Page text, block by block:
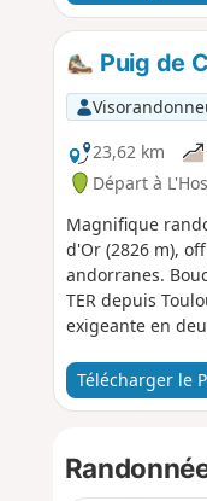
Puig de
23,62 km
Départ à
Magnifique
d'Or (2826 m),
andorranes.
TER depuis
exigeante en
Télécharger le